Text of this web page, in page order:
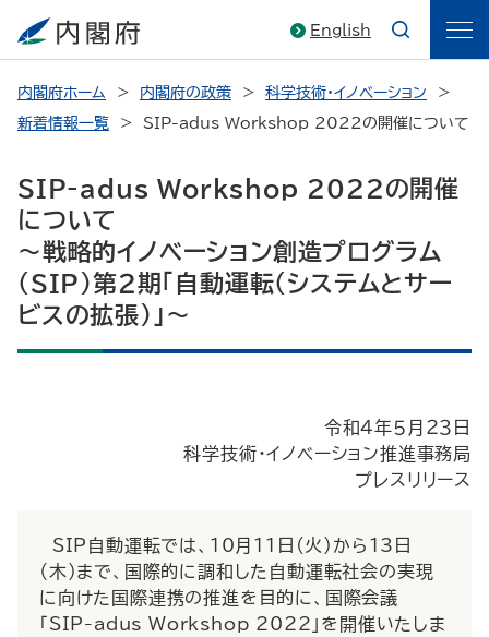
English
内閣府ホーム 内閣府の政策
科学技術・イノベーション
新着情報一覧
SIP-adus Workshop 2022の開催について
SIP-adus Workshop 2022の開催
について
～戦略的イノベーション創造プログラム
（SIP）第２期「自動運転（システムとサー
ビスの拡張）」～
令和４年５月２３日
科学技術・イノベーション推進事務局
プレスリリース
SIP自動運転では、10月11日(火）から13日
（木）まで、国際的に調和した自動運転社会の実現
に向けた国際連携の推進を目的に、国際会議
「SIP-adus Workshop 2022」を開催いたしま